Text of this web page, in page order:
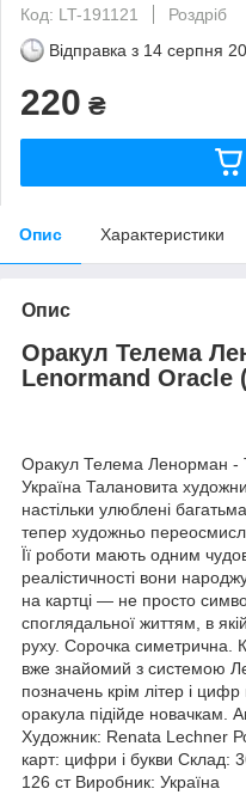
Код: LT-191121
Роздріб
Відправка з 14 серпня
220 ₴
Опис Характеристики
Опис
Оракул Телема
Lenormand Oracle
Оракул Телема Ленорман -
Україна Талановита
настільки улюблені
тепер художньо
Її роботи мають одним
реалістичності вони
на картці — не просто
споглядальної життям, в
руху. Сорочка симетрична.
вже знайомий з системою
позначень крім літер і
оракула підійде новачкам.
Художник: Renata Lechner
карт: цифри і букви Склад:
126 ст Виробник: Україна